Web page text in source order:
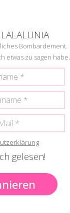
Bombardement.
etwas zu sagen habe.
gelesen!